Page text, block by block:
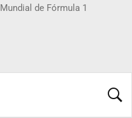
Mundial de Fórmula 1